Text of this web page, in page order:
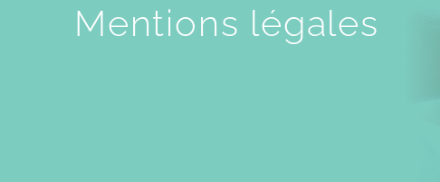
Mentions légales